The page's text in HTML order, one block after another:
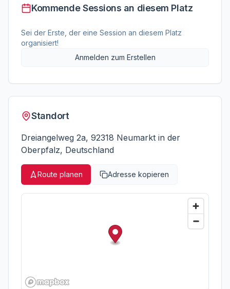
Kommende Sessions an diesem Platz
Sei der Erste, der eine Session an diesem Platz
organisiert!
Anmelden zum Erstellen
Standort
Dreiangelweg 2a, 92318 Neumarkt in der
Oberpfalz, Deutschland
Route planen Adresse kopieren